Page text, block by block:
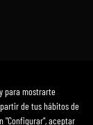
para mostrarte
de tus hábitos de
"Configurar", aceptar